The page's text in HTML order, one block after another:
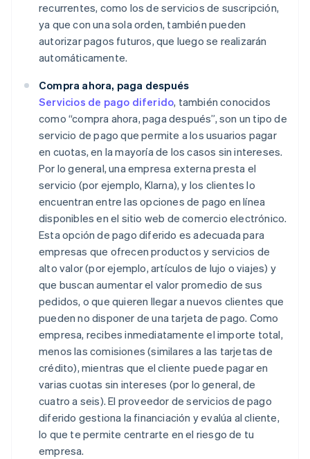
recurrentes, como los de servicios de suscripción,
ya que con una sola orden, también pueden
autorizar pagos futuros, que luego se realizarán
automáticamente.
Compra ahora, paga después
Servicios de pago diferido, también conocidos
como “compra ahora, paga después”, son un tipo de
servicio de pago que permite a los usuarios pagar
en cuotas, en la mayoría de los casos sin intereses.
Por lo general, una empresa externa presta el
servicio (por ejemplo, Klarna), y los clientes lo
encuentran entre las opciones de pago en línea
disponibles en el sitio web de comercio electrónico.
Esta opción de pago diferido es adecuada para
empresas que ofrecen productos y servicios de
alto valor (por ejemplo, artículos de lujo o viajes) y
que buscan aumentar el valor promedio de sus
pedidos, o que quieren llegar a nuevos clientes que
pueden no disponer de una tarjeta de pago. Como
empresa, recibes inmediatamente el importe total,
menos las comisiones (similares a las tarjetas de
crédito), mientras que el cliente puede pagar en
varias cuotas sin intereses (por lo general, de
cuatro a seis). El proveedor de servicios de pago
diferido gestiona la financiación y evalúa al cliente,
lo que te permite centrarte en el riesgo de tu
empresa.